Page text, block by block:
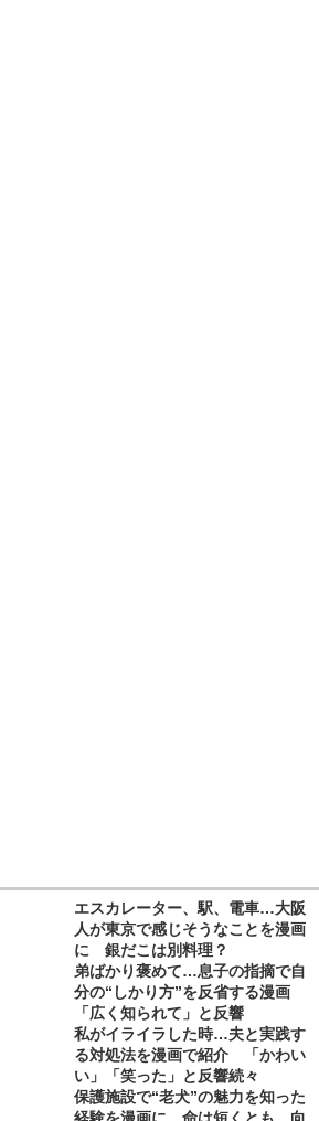
エスカレーター、駅、電車…大阪
人が東京で感じそうなことを漫画
に 銀だこは別料理？
弟ばかり褒めて…息子の指摘で自
分の“しかり方”を反省する漫画
「広く知られて」と反響
私がイライラした時…夫と実践す
る対処法を漫画で紹介 「かわい
い」「笑った」と反響続々
保護施設で“老犬”の魅力を知った